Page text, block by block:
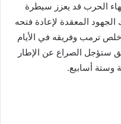
الحرب قد يعزز سيطرة
المعقدة لإعادة فتحه
ترمب وفريقه في الأيام
ستؤجل الصراع عن الإطار
وستة أسابيع.